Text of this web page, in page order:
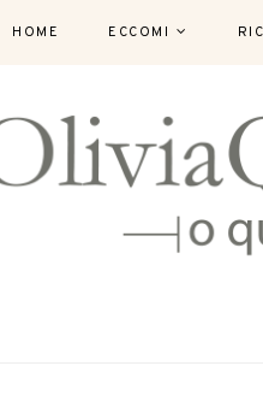
HOME ECCOMI